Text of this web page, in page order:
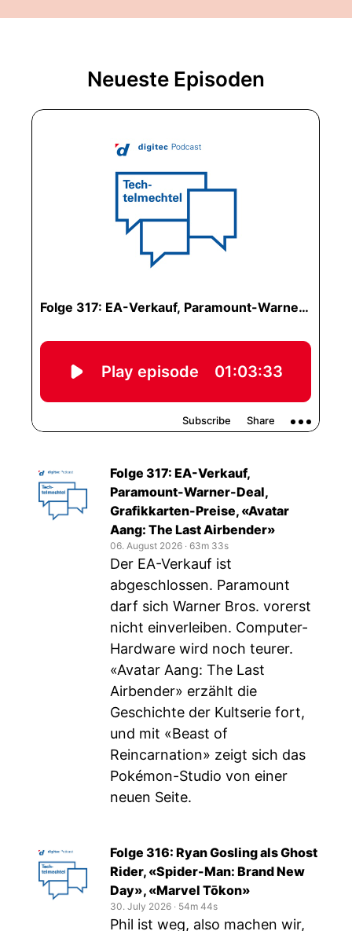
Neueste Episoden
Folge 317: EA-Verkauf,
Paramount-Warner-Deal,
Grafikkarten-Preise, «Avatar
Aang: The Last Airbender»
06. August 2026 ‧ 63m 33s
Der EA-Verkauf ist
abgeschlossen. Paramount
darf sich Warner Bros. vorerst
nicht einverleiben. Computer-
Hardware wird noch teurer.
«Avatar Aang: The Last
Airbender» erzählt die
Geschichte der Kultserie fort,
und mit «Beast of
Reincarnation» zeigt sich das
Pokémon-Studio von einer
neuen Seite.
Folge 316: Ryan Gosling als Ghost
Rider, «Spider-Man: Brand New
Day», «Marvel Tōkon»
30. July 2026 ‧ 54m 44s
Phil ist weg, also machen wir,